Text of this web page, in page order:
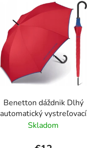
Benetton dáždnik Dlhý
automatický vystreľovací
Červený 87cm/102cm
Skladom